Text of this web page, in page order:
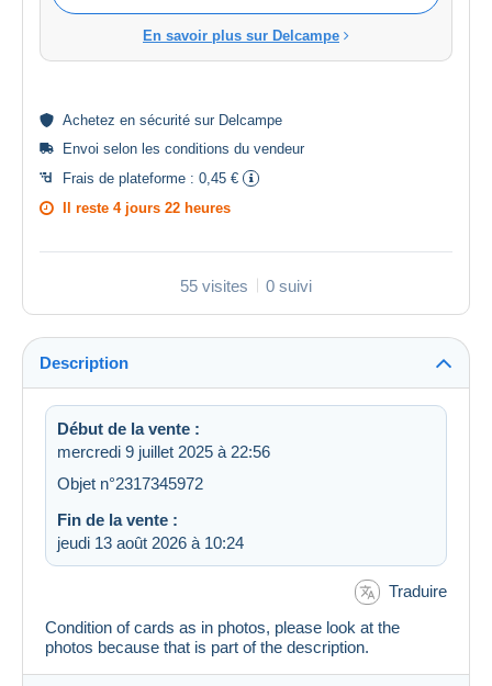
En savoir plus sur Delcampe
Achetez en sécurité sur Delcampe
Envoi selon les conditions du vendeur
Frais de plateforme : 0,45 €
Il reste 4 jours 22 heures
55 visites 0 suivi
Description
Début de la vente :
mercredi 9 juillet 2025 à 22:56
Objet n°2317345972
Fin de la vente :
jeudi 13 août 2026 à 10:24
Traduire
Condition of cards as in photos, please look at the
photos because that is part of the description.